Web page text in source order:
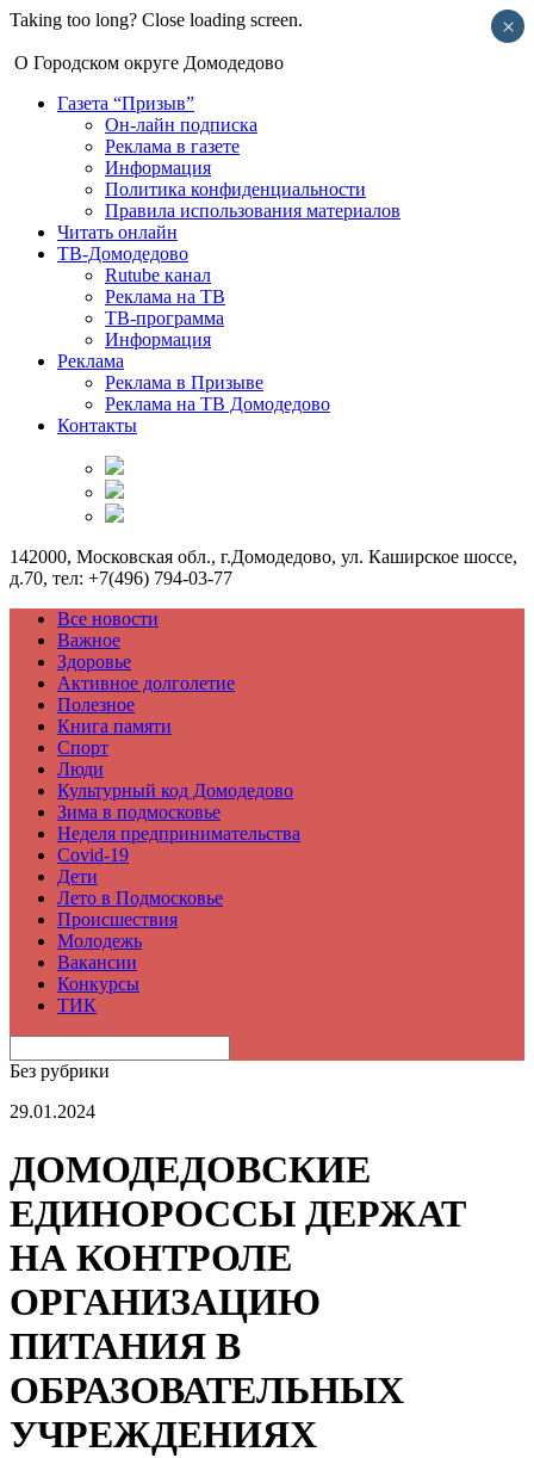
Taking too long? Close loading screen.
О Городском округе Домодедово
Газета “Призыв”
Он-лайн подписка
Реклама в газете
Информация
Политика конфиденциальности
Правила использования материалов
Читать онлайн
ТВ-Домодедово
Rutube канал
Реклама на ТВ
ТВ-программа
Информация
Реклама
Реклама в Призыве
Реклама на ТВ Домодедово
Контакты
142000, Московская обл., г.Домодедово, ул. Каширское шоссе,
д.70, тел: +7(496) 794-03-77
Все новости
Важное
Здоровье
Активное долголетие
Полезное
Книга памяти
Спорт
Люди
Культурный код Домодедово
Зима в подмосковье
Неделя предпринимательства
Covid-19
Дети
Лето в Подмосковье
Происшествия
Молодежь
Вакансии
Конкурсы
ТИК
Без рубрики
29.01.2024
ДОМОДЕДОВСКИЕ
ЕДИНОРОССЫ ДЕРЖАТ
НА КОНТРОЛЕ
ОРГАНИЗАЦИЮ
ПИТАНИЯ В
ОБРАЗОВАТЕЛЬНЫХ
УЧРЕЖДЕНИЯХ
×